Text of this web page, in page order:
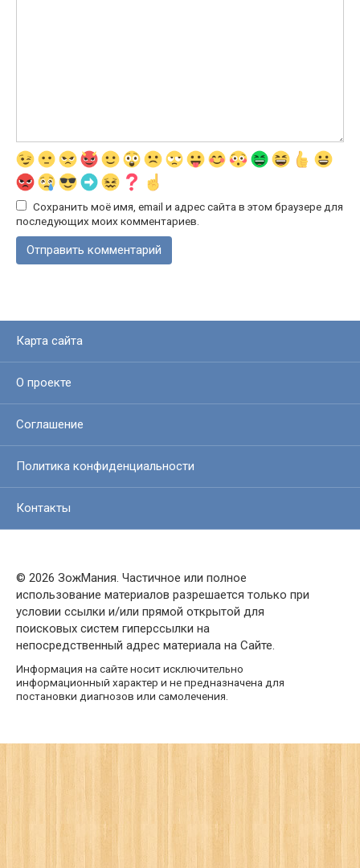
Сохранить моё имя, email и адрес сайта в этом браузере для
последующих моих комментариев.
Карта сайта
О проекте
Соглашение
Политика конфиденциальности
Контакты
© 2026 ЗожМания. Частичное или полное
использование материалов разрешается только при
условии ссылки и/или прямой открытой для
поисковых систем гиперссылки на
непосредственный адрес материала на Сайте.
Информация на сайте носит исключительно
информационный характер и не предназначена для
постановки диагнозов или самолечения.